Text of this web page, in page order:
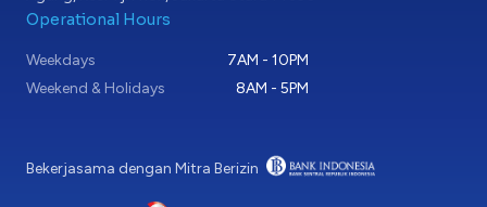
Operational Hours
Weekdays
7AM - 10PM
Weekend & Holidays
8AM - 5PM
Bekerjasama dengan Mitra Berizin